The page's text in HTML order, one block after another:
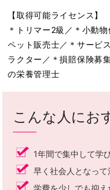
【取得可能ライセンス】
＊トリマー2級／＊小動
ペット販売士／＊サービ
ラクター／＊損賠保険募
の栄養管理士
こんな人にお
1年間で集中して学
早く社会人となっ